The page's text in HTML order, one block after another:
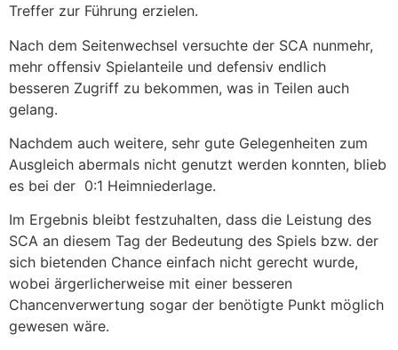
Treffer zur Führung erzielen.
Nach dem Seitenwechsel versuchte der SCA nunmehr,
mehr offensiv Spielanteile und defensiv endlich
besseren Zugriff zu bekommen, was in Teilen auch
gelang.
Nachdem auch weitere, sehr gute Gelegenheiten zum
Ausgleich abermals nicht genutzt werden konnten, blieb
es bei der 0:1 Heimniederlage.
Im Ergebnis bleibt festzuhalten, dass die Leistung des
SCA an diesem Tag der Bedeutung des Spiels bzw. der
sich bietenden Chance einfach nicht gerecht wurde,
wobei ärgerlicherweise mit einer besseren
Chancenverwertung sogar der benötigte Punkt möglich
gewesen wäre.